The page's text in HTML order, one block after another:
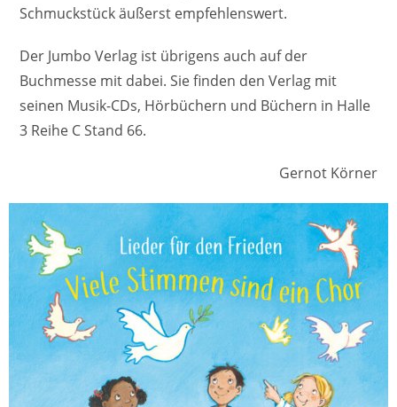
Schmuckstück äußerst empfehlenswert.
Der Jumbo Verlag ist übrigens auch auf der
Buchmesse mit dabei. Sie finden den Verlag mit
seinen Musik-CDs, Hörbüchern und Büchern in Halle
3 Reihe C Stand 66.
Gernot Körner